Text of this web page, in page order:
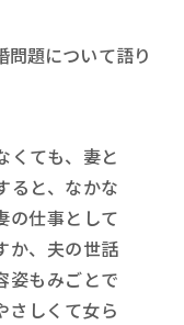
題について語り
くても、妻と
ると、なかな
の仕事として
か、夫の世話
姿もみごとで
さしくて女ら